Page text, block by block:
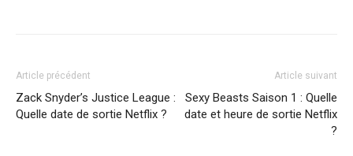
Article précédent
Zack Snyder’s Justice League :
Quelle date de sortie Netflix ?
Article suivant
Sexy Beasts Saison 1 : Quelle
date et heure de sortie Netflix
?